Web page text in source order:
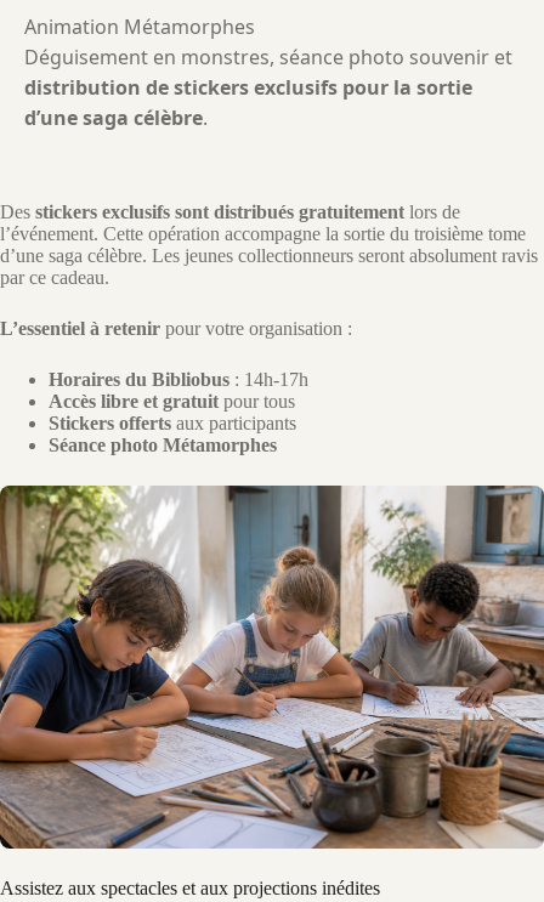
Animation Métamorphes
Déguisement en monstres, séance photo souvenir et
distribution de stickers exclusifs pour la sortie
d’une saga célèbre.
Des stickers exclusifs sont distribués gratuitement lors de
l’événement. Cette opération accompagne la sortie du troisième tome
d’une saga célèbre. Les jeunes collectionneurs seront absolument ravis
par ce cadeau.
L’essentiel à retenir pour votre organisation :
Horaires du Bibliobus : 14h-17h
Accès libre et gratuit pour tous
Stickers offerts aux participants
Séance photo Métamorphes
Assistez aux spectacles et aux projections inédites